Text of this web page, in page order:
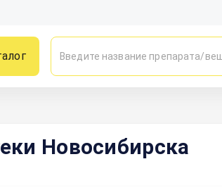
Новосибирска